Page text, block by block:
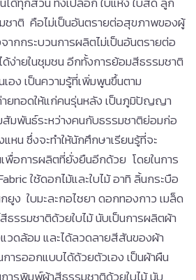
าติ คือไม่เป็นอันตรายต่อสุขภาพของผู้
กกระบวนการผลิตไม่เป็นอันตรายต่อ
ง่ายในชุมชน อีกทั้งการย้อมสีธรรมชาติ
อง เป็นความรู้ที่เพิ่มพูนขึ้นตาม
ยทอดให้แก่คนรุ่นหลัง เป็นภูมิปัญญา
มพันธ์ระหว่างคนกับธรรมชาติย่อมก่อ
หน ซึ่งจะทำให้นักศึกษาเรียนรู้ที่จะ
พื่อการผลิตที่ยั่งยืนอีกด้วย โดยในการ
ใช้ดอกไม้และใบไม้ อาทิ ลิ้นกระบือ
ง ใบมะละกอไชยา ดอกทองกาว เมล็ด
รรมชาติด้วยใบไม้ นับเป็นการผลิตผ้า
วดล้อม และได้ลวดลายสีสันของผ้า
ารออกแบบได้ด้วยตัวเอง เป็นผ้าผืน